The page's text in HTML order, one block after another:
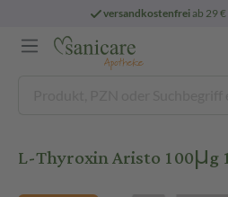
versandkostenfreiab 29
L-Thyroxin Aristo 100μg